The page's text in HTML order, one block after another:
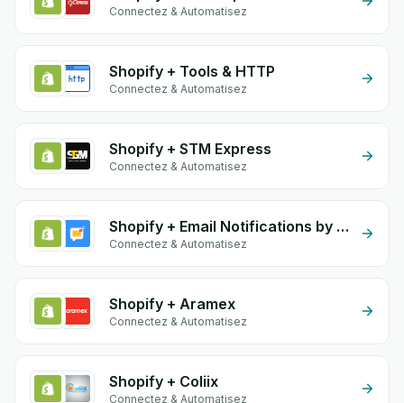
Connectez & Automatisez
Shopify + Tools & HTTP
Connectez & Automatisez
Shopify + STM Express
Connectez & Automatisez
Shopify + Email Notifications by eGrow
Connectez & Automatisez
Shopify + Aramex
Connectez & Automatisez
Shopify + Coliix
Connectez & Automatisez